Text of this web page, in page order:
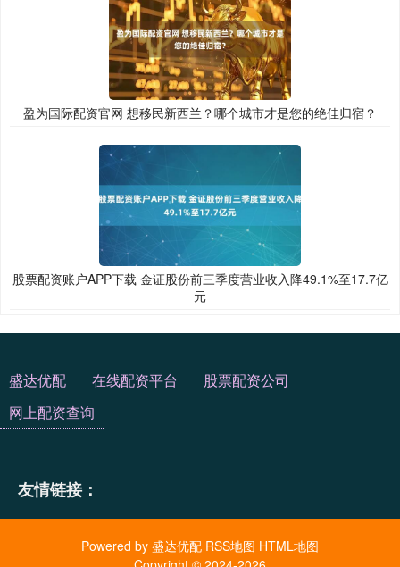
盈为国际配资官网 想移民新西兰？哪个城市才是您的绝佳归宿？
股票配资账户APP下载 金证股份前三季度营业收入降49.1%至17.7亿
元
盛达优配 在线配资平台
股票配资公司
网上配资查询
友情链接：
Powered by 盛达优配 RSS地图 HTML地图